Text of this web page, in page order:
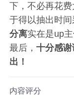
下，不必再花
于得以抽出时
分离实在是up
最后，十分感
出！
内容评分